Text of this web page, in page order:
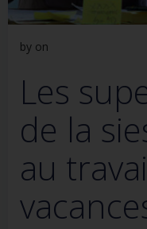
by on
Les
de la
au